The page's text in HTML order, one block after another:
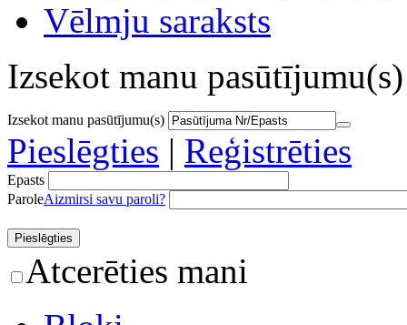
Vēlmju saraksts
Izsekot manu pasūtījumu(s)
Izsekot manu pasūtījumu(s)
Pieslēgties | Reģistrēties
Epasts
ParoleAizmirsi savu paroli?
Atcerēties mani